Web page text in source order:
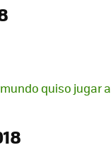
quiso jugar